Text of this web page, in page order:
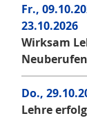
Fr.,
23.10.2026
Wirksam
Do.,
Lehre